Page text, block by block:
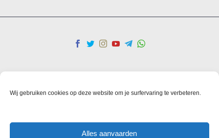
Wij gebruiken cookies op deze website om je surfervaring te verbeteren.
Alles aanvaarden
şartlar ve koşullar
Cookies
© Copyright 2025 IHO Ebrar